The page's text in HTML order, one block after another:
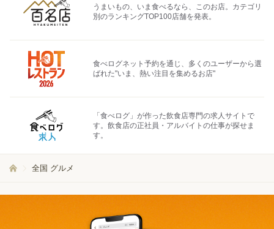
うまいもの、いま食べるなら、このお店。カテゴリ
別のランキングTOP100店舗を発表。
食べログネット予約を通じ、多くのユーザーから選
ばれた"いま、熱い注目を集めるお店"
「食べログ」が作った飲食店専門の求人サイトで
す。飲食店の正社員・アルバイトの仕事が探せま
す。
全国 グルメ